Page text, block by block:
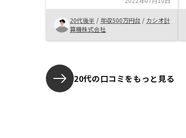
空いた時間で自分でも勉強するよう
になったのは、Renosy様のおかげ
かなと思っております。
20代後半 / 年収500万円台 / カシオ計
算機株式会社
20代の口コミをもっと見る